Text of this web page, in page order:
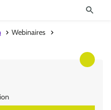
Webinaires